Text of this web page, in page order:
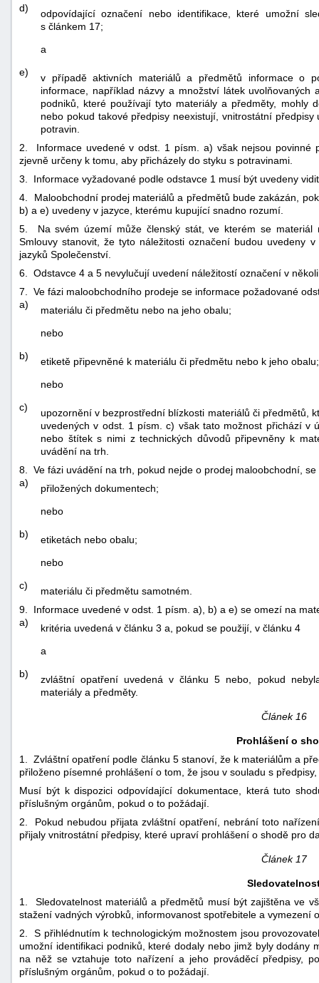
d)
odpovídající označení nebo identifikace, které umožní
s článkem 17;
a
e)
v případě aktivních materiálů a předmětů informace o
informace, například názvy a množství látek uvolňovaných
podniků, které používají tyto materiály a předměty, mohly
nebo pokud takové předpisy neexistují, vnitrostátní
potravin.
2. Informace uvedené v odst. 1 písm. a) však nejsou povinné
zjevně určeny k tomu, aby přicházely do styku s potravinami.
3. Informace vyžadované podle odstavce 1 musí být uvedeny
4. Maloobchodní prodej materiálů a předmětů bude zakázán,
b) a e) uvedeny v jazyce, kterému kupující snadno rozumí.
5. Na svém území může členský stát, ve kterém se
Smlouvy stanovit, že tyto náležitosti označení budou uvedeny
jazyků Společenství.
6. Odstavce 4 a 5 nevylučují uvedení náležitostí označení v
7. Ve fázi maloobchodního prodeje se informace požadované
a)
materiálu či předmětu nebo na jeho obalu;
nebo
b)
etiketě připevněné k materiálu či předmětu nebo k jeho obalu;
nebo
c)
upozornění v bezprostřední blízkosti materiálů či předmětů,
uvedených v odst. 1 písm. c) však tato možnost přichází v
nebo štítek s nimi z technických důvodů připevněny k
uvádění na trh.
8. Ve fázi uvádění na trh, pokud nejde o prodej maloobchodní,
a)
přiložených dokumentech;
nebo
b)
etiketách nebo obalu;
nebo
c)
materiálu či předmětu samotném.
9. Informace uvedené v odst. 1 písm. a), b) a e) se omezí na
a)
kritéria uvedená v článku 3 a, pokud se použijí, v článku 4
a
b)
zvláštní opatření uvedená v článku 5 nebo, pokud
materiály a předměty.
Článek 16
Prohlášení o
1. Zvláštní opatření podle článku 5 stanoví, že k materiálům a
přiloženo písemné prohlášení o tom, že jsou v souladu s
Musí být k dispozici odpovídající dokumentace, která tuto
příslušným orgánům, pokud o to požádají.
2. Pokud nebudou přijata zvláštní opatření, nebrání toto
přijaly vnitrostátní předpisy, které upraví prohlášení o shodě pro
Článek 17
1. Sledovatelnost materiálů a předmětů musí být zajištěna ve
stažení vadných výrobků, informovanost spotřebitele a vymezení
2. S přihlédnutím k technologickým možnostem jsou
umožní identifikaci podniků, které dodaly nebo jimž byly dodány
na něž se vztahuje toto nařízení a jeho prováděcí předpisy,
příslušným orgánům, pokud o to požádají.